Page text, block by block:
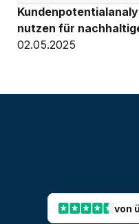
nutzen für
02.05.2025
von